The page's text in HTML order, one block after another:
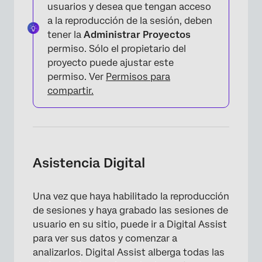
usuarios y desea que tengan acceso
a la reproducción de la sesión, deben
tener la Administrar Proyectos
permiso. Sólo el propietario del
proyecto puede ajustar este
permiso. Ver Permisos para
compartir.
Asistencia Digital
Una vez que haya habilitado la reproducción
de sesiones y haya grabado las sesiones de
usuario en su sitio, puede ir a Digital Assist
para ver sus datos y comenzar a
analizarlos. Digital Assist alberga todas las